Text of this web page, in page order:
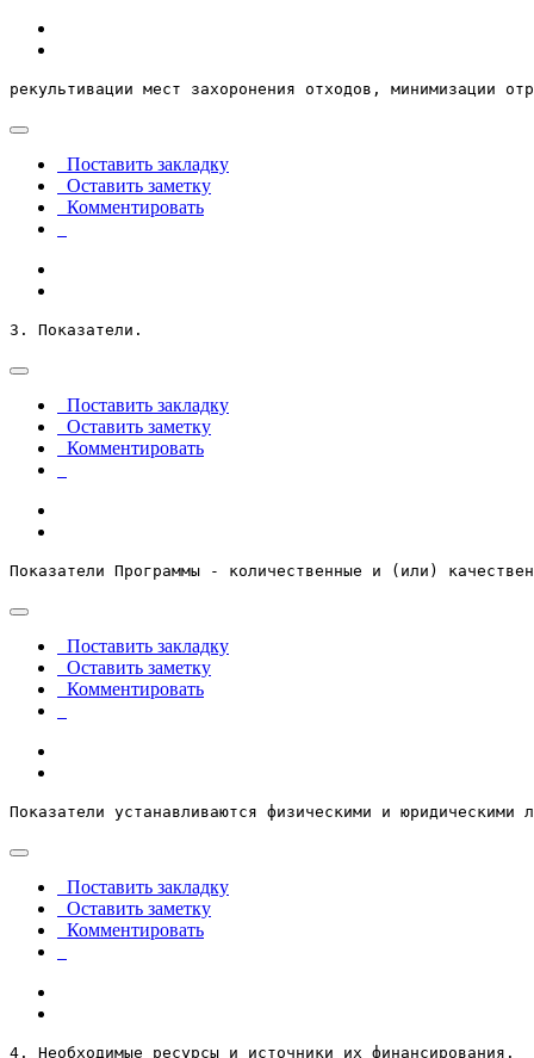
рекультивации мест захоронения отходов, минимизации
Поставить закладку
Оставить заметку
Комментировать
3. Показатели.
Поставить закладку
Оставить заметку
Комментировать
Показатели Программы - количественные и (или)
Поставить закладку
Оставить заметку
Комментировать
Показатели устанавливаются физическими и
Поставить закладку
Оставить заметку
Комментировать
4. Необходимые ресурсы и источники их финансирования.